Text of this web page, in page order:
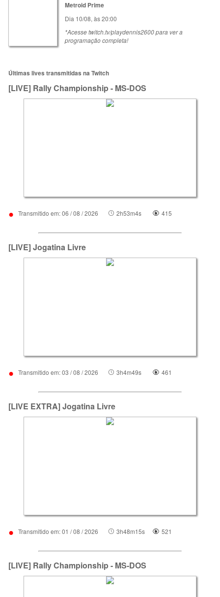
Metroid Prime
Dia 10/08, às 20:00
*Acesse twitch.tv/playdennis2600 para ver a
programação completa!
Últimas lives transmitidas na Twitch
[LIVE] Rally Championship - MS-DOS
• Transmitido em: 06 / 08 / 2026 2h53m4s 415
[LIVE] Jogatina Livre
• Transmitido em: 03 / 08 / 2026 3h4m49s 461
[LIVE EXTRA] Jogatina Livre
• Transmitido em: 01 / 08 / 2026 3h48m15s 521
[LIVE] Rally Championship - MS-DOS